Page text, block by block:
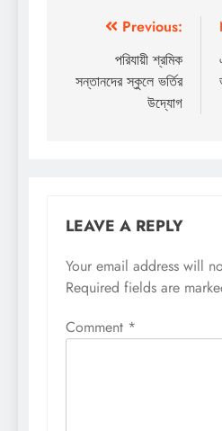
navigation
Previous:
পরিযায়ী শ্রমিক
সন্তানদের স্কুলে ভর্তির
উদ্যোগ
LEAVE A REPLY
Your email address will
Required fields are
Comment *